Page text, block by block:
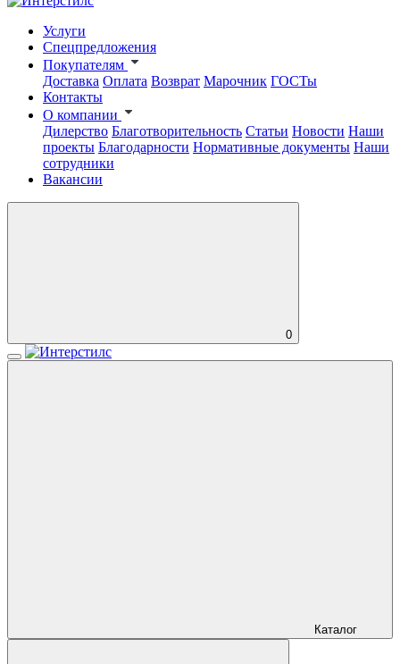
Услуги
Спецпредложения
Покупателям
Доставка Оплата Возврат Марочник ГОСТы
Контакты
О компании
Дилерство Благотворительность Статьи Новости Наши
проекты Благодарности Нормативные документы Наши
сотрудники
Вакансии
0
Каталог